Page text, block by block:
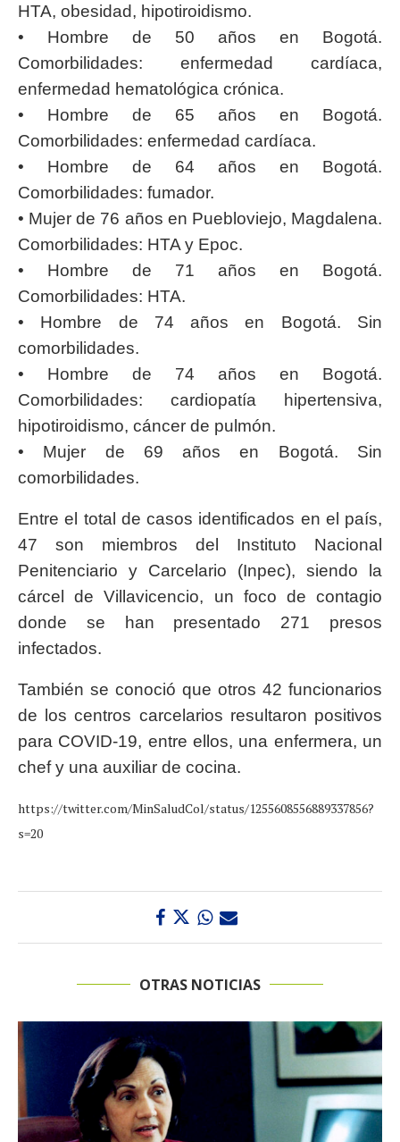
HTA, obesidad, hipotiroidismo.
• Hombre de 50 años en Bogotá.
Comorbilidades: enfermedad cardíaca,
enfermedad hematológica crónica.
• Hombre de 65 años en Bogotá.
Comorbilidades: enfermedad cardíaca.
• Hombre de 64 años en Bogotá.
Comorbilidades: fumador.
• Mujer de 76 años en Puebloviejo, Magdalena.
Comorbilidades: HTA y Epoc.
• Hombre de 71 años en Bogotá.
Comorbilidades: HTA.
• Hombre de 74 años en Bogotá. Sin
comorbilidades.
• Hombre de 74 años en Bogotá.
Comorbilidades: cardiopatía hipertensiva,
hipotiroidismo, cáncer de pulmón.
• Mujer de 69 años en Bogotá. Sin
comorbilidades.
Entre el total de casos identificados en el país,
47 son miembros del Instituto Nacional
Penitenciario y Carcelario (Inpec), siendo la
cárcel de Villavicencio, un foco de contagio
donde se han presentado 271 presos
infectados.
También se conoció que otros 42 funcionarios
de los centros carcelarios resultaron positivos
para COVID-19, entre ellos, una enfermera, un
chef y una auxiliar de cocina.
https://twitter.com/MinSaludCol/status/1255608556889337856?
s=20
OTRAS NOTICIAS